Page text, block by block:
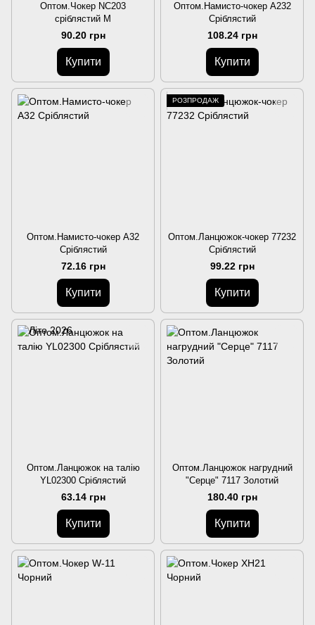
Оптом.Чокер NC203
сріблястий M
90.20 грн
Купити
Оптом.Намисто-чокер A232
Сріблястий
108.24 грн
Купити
Оптом.Намисто-чокер A32
Сріблястий
72.16 грн
Купити
РОЗПРОДАЖ
Оптом.Ланцюжок-чокер 77232
Сріблястий
99.22 грн
Купити
Оптом.Ланцюжок на талію
YL02300 Сріблястий
63.14 грн
Купити
Оптом.Ланцюжок нагрудний
"Серце" 7117 Золотий
180.40 грн
Купити